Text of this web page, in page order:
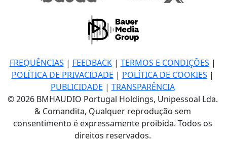
FREQUÊNCIAS | FEEDBACK| TERMOS E CONDIÇÕES |
POLÍTICA DE PRIVACIDADE | POLÍTICA DE COOKIES |
PUBLICIDADE | TRANSPARÊNCIA
© 2026 BMHAUDIO Portugal Holdings, Unipessoal Lda.
& Comandita, Qualquer reprodução sem
consentimento é expressamente proibida. Todos os
direitos reservados.